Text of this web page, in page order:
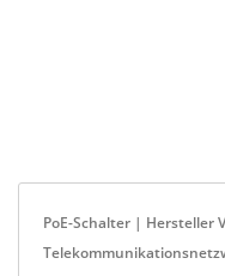
PoE-Schalter | Hersteller